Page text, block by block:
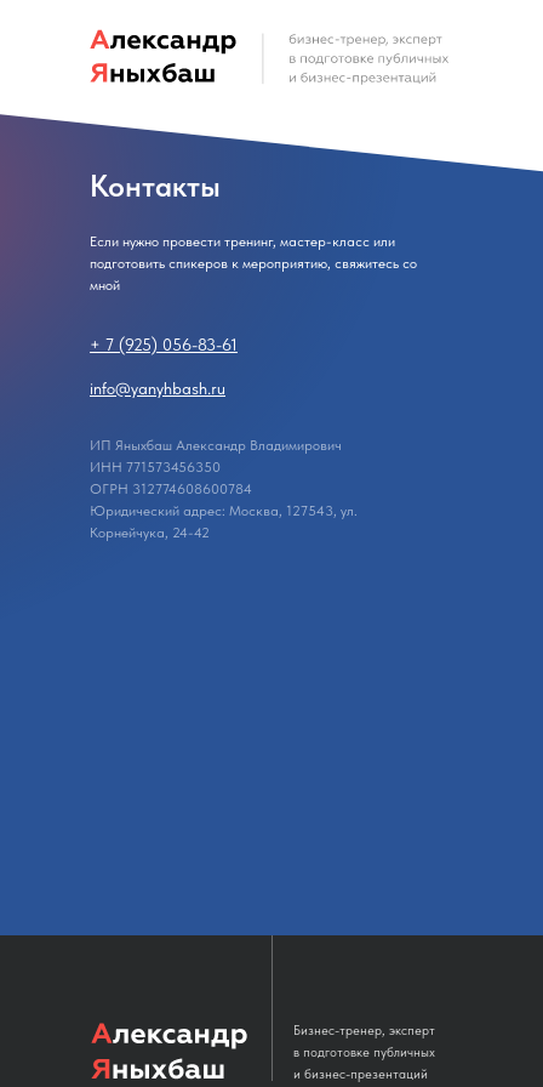
Контакты
Если нужно провести тренинг, мастер-класс или
подготовить спикеров к мероприятию, свяжитесь со
мной
+ 7 (925) 056-83-61
info@yanyhbash.ru
ИП Яныхбаш Александр Владимирович
ИНН 771573456350
ОГРН 312774608600784
Юридический адрес: Москва, 127543, ул.
Корнейчука, 24-42
Бизнес-тренер, эксперт
в подготовке публичных
и бизнес-презентаций